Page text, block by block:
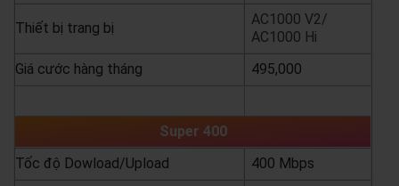
Thiết bị trang bị
AC1000 V2/
AC1000 Hi
Giá cước hàng tháng
495,000
Super 400
Tốc độ Dowload/Upload
400 Mbps